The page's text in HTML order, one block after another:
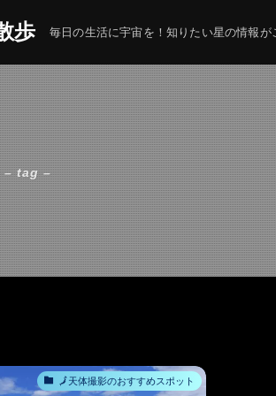
歩 毎日の生活に宇宙を！知りたい星の情報
– tag –
🗾天体撮影のおすすめスポット